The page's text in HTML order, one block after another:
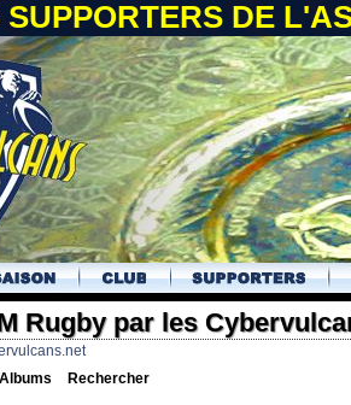
SUPPORTERS DE
Rugby par les
Albums Rechercher